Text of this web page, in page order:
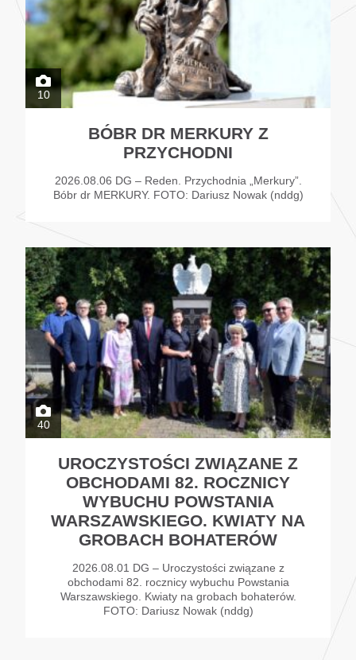
10
BÓBR DR MERKURY Z
PRZYCHODNI
2026.08.06 DG – Reden. Przychodnia „Merkury”.
Bóbr dr MERKURY. FOTO: Dariusz Nowak (nddg)
40
UROCZYSTOŚCI ZWIĄZANE Z
OBCHODAMI 82. ROCZNICY
WYBUCHU POWSTANIA
WARSZAWSKIEGO. KWIATY NA
GROBACH BOHATERÓW
2026.08.01 DG – Uroczystości związane z
obchodami 82. rocznicy wybuchu Powstania
Warszawskiego. Kwiaty na grobach bohaterów.
FOTO: Dariusz Nowak (nddg)